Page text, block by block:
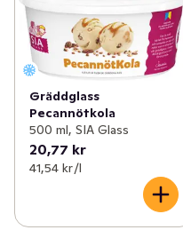
Gräddglass
Pecannötkola
500 ml, SIA Glass
20,77 kr
41,54 kr /l